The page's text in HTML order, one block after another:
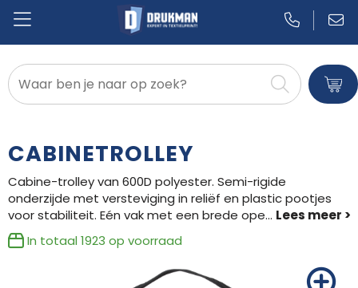
Badtextiel en Douche
Broeken en Rokken
Caps, Hoeden en Mutsen
Dekens, Fleecedekens en Kussens
CABINETROLLEY
Cabine-trolley van 600D polyester. Semi-rigide
onderzijde met versteviging in reliëf en plastic pootjes
voor stabiliteit. Eén vak met een brede ope...
In totaal 1923 op voorraad